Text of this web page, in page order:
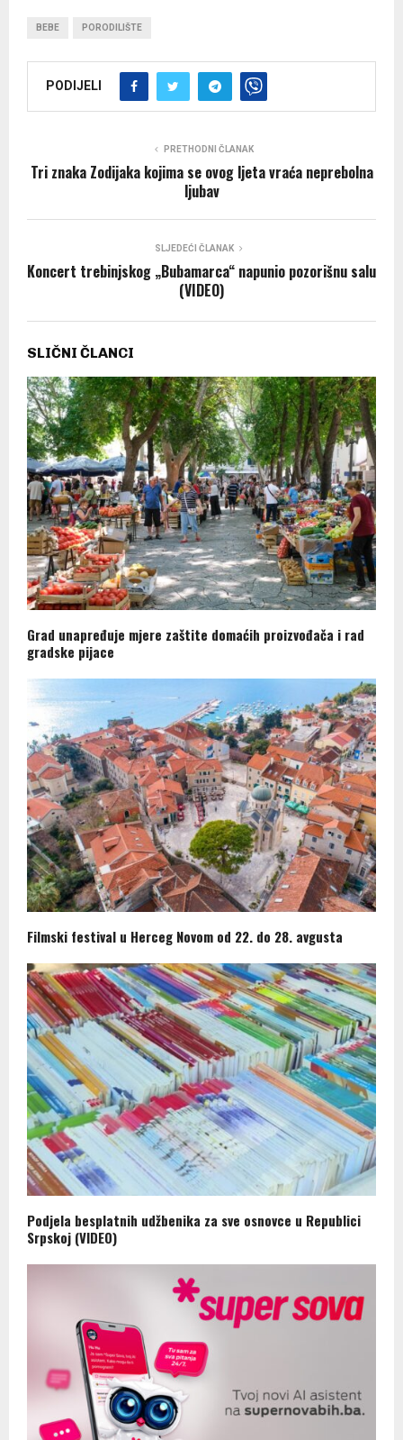
BEBE PORODILIŠTE
PODIJELI
PRETHODNI ČLANAK
Tri znaka Zodijaka kojima se ovog ljeta vraća neprebolna
ljubav
SLJEDEĆI ČLANAK
Koncert trebinjskog „Bubamarca“ napunio pozorišnu salu
(VIDEO)
SLIČNI ČLANCI
Grad unapređuje mjere zaštite domaćih proizvođača i rad
gradske pijace
Filmski festival u Herceg Novom od 22. do 28. avgusta
Podjela besplatnih udžbenika za sve osnovce u Republici
Srpskoj (VIDEO)